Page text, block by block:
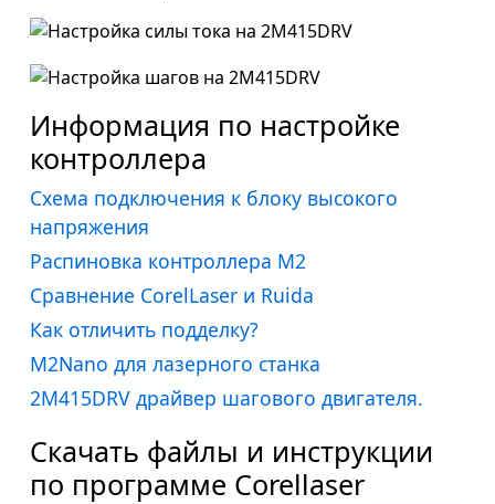
Информация по настройке
контроллера
Схема подключения к блоку высокого
напряжения
Распиновка контроллера M2
Сравнение CorelLaser и Ruida
Как отличить подделку?
M2Nano для лазерного станка
2M415DRV драйвер шагового двигателя.
Скачать файлы и инструкции
по программе Corellaser